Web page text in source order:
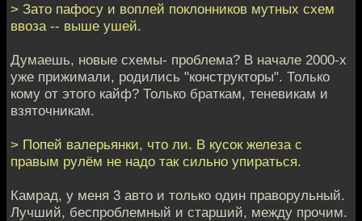
> Зато пафосу и воплей поклонников мутных схем
ввоза -- выше ушей.
Думаешь, новые схемы- проблема? В начале 2000-х
уже прижимали, родились "конструкторы". Только
кому от этого кайф? Только браткам, теневикам и
взяточникам.
> Попей валерьянки, что ли. В кусок железа с
правым рулём не надо так сильно упираться.
Камрад, у меня 3 авто и только один праворульный.
Лучший, беспроблемный и старший, между прочим.